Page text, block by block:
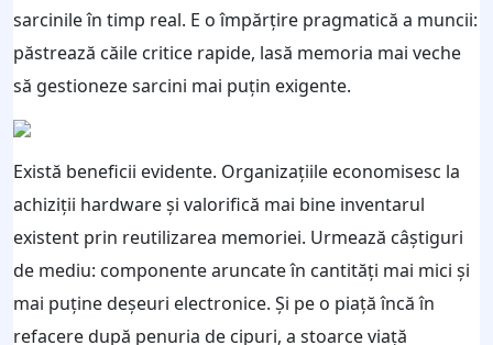
sarcinile în timp real. E o împărțire pragmatică a muncii:
păstrează căile critice rapide, lasă memoria mai veche
să gestioneze sarcini mai puțin exigente.
Există beneficii evidente. Organizațiile economisesc la
achiziții hardware și valorifică mai bine inventarul
existent prin reutilizarea memoriei. Urmează câștiguri
de mediu: componente aruncate în cantități mai mici și
mai puține deșeuri electronice. Și pe o piață încă în
refacere după penuria de cipuri, a stoarce viață